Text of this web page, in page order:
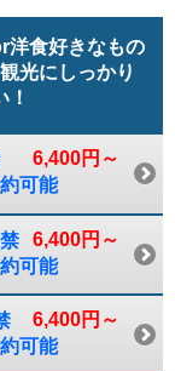
洋食好きなもの
光にしっかり
6,400円～
可能
6,400円～
可能
6,400円～
可能